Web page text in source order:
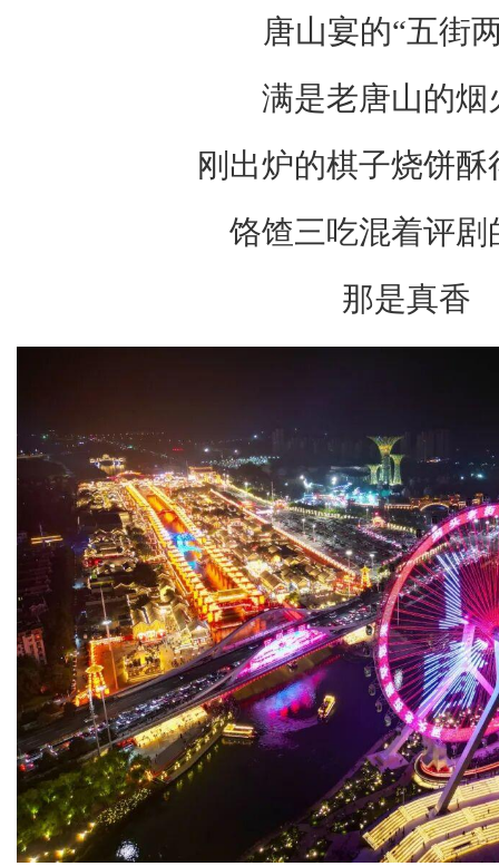
唐山宴的“五街
满是老唐山的烟
刚出炉的棋子烧饼酥
饹馇三吃混着评剧
那是真香